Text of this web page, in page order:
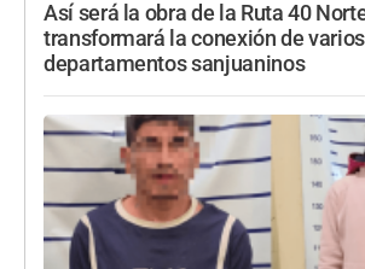
Así será la obra de la Ruta 40
transformará la conexión de varios
departamentos sanjuaninos